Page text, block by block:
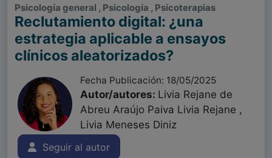
Psicología general , Psicología , Psicoterapias
Reclutamiento digital: ¿una
estrategia aplicable a ensayos
clínicos aleatorizados?
Fecha Publicación: 18/05/2025
Autor/autores: Livia Rejane de
Abreu Araújo Paiva Livia Rejane ,
Livia Meneses Diniz
Seguir al autor